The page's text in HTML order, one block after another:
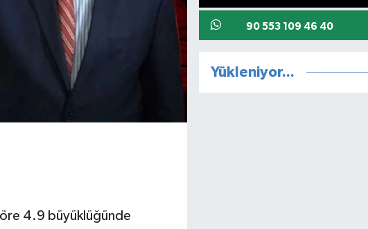
göre 4.9 büyüklüğünde
90 553 109 46 40
Yükleniyor...